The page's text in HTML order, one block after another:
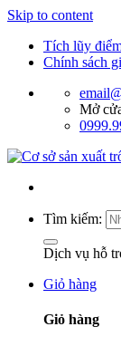
Skip to content
Tích lũy
Chính sách
Mở
Tìm kiếm:
Dịch vụ hỗ
Giỏ hàng
Giỏ hàng